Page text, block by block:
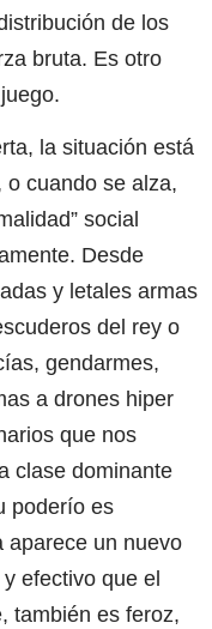
de los
bruta. Es otro
la situación está
o cuando se alza,
social
Desde
y letales armas
del rey o
gendarmes,
a drones hiper
que nos
clase dominante
poderío es
aparece un nuevo
efectivo que el
también es feroz,